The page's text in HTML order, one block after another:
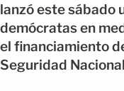
lanzó este sábado
demócratas en
el financiamiento
Seguridad